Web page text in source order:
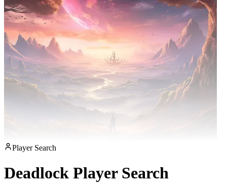
Player Search
Deadlock Player Search